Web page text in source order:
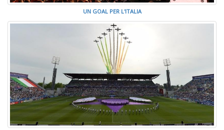
UN GOAL PER L'ITALIA